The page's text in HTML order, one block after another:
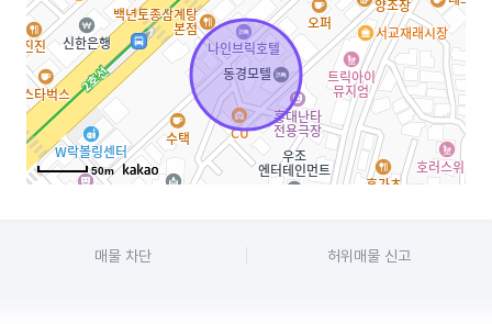
50m
매물 차단 허위매물 신고